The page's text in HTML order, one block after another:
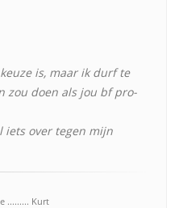
is, maar ik durf te
zou doen als jou bf pro-
iets over tegen mijn
......... Kurt